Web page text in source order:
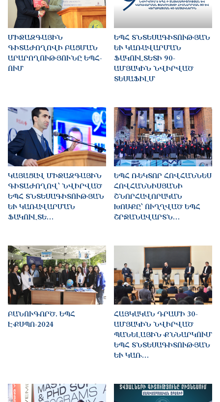
ՄԻՋԱԶԳԱՅԻՆ
ԳԻՏԱԺՈՂՈՎԻ ԲԱՑՄԱՆ
ԱՐԱՐՈՂՈՒԹՅՈՒՆԸ ԵՊՀ-
ՈՒՄ
ԵՊՀ ՏՆՏԵՍԱԳԻՏՈՒԹՅԱՆ
ԵՒ ԿԱՌԱՎԱՐՄԱՆ Ֆ
ԱԿՈՒԼՏԵՏԻ 90-Ա
ՄՅԱԿԻՆ ՆՎԻՐՎԱԾ Տ
ԵՍԱՖԻԼՄ
ԿԱՅԱՑԱՎ ՄԻՋԱԶԳԱՅԻՆ
ԳԻՏԱԺՈՂՈՎ՝ ՆՎԻՐՎԱԾ
ԵՊՀ ՏՆՏԵՍԱԳԻՏՈՒԹՅԱՆ
ԵՒ ԿԱՌԱՎԱՐՄԱՆ Ֆ
ԱԿՈՒԼՏԵ…
ԵՊՀ ՌԵԿՏՈՐ ՀՈՎՀԱՆՆԵՍ
ՀՈՎՀԱՆՆԻՍՅԱՆԻ
ՇՆՈՐՀԱՎՈՐԱԿԱՆ
ԽՈՍՔԸ՝ ՈՒՂՂՎԱԾ ԵՊՀ
ՇՐՋԱՆԱՎԱՐՏՆ…
ԲԱՆՈՒԳՈՐԾ. ԵՊՀ
ԷՔՍՊՈ-2024
ՀԱՅԿԱԿԱՆ ԴՐԱՄԻ 30-
ԱՄՅԱԿԻՆ ՆՎԻՐՎԱԾ
ՊԱՆԵԼԱՅԻՆ ՔՆՆԱՐԿՈՒՄ
ԵՊՀ ՏՆՏԵՍԱԳԻՏՈՒԹՅԱՆ
ԵՒ ԿԱՌ…